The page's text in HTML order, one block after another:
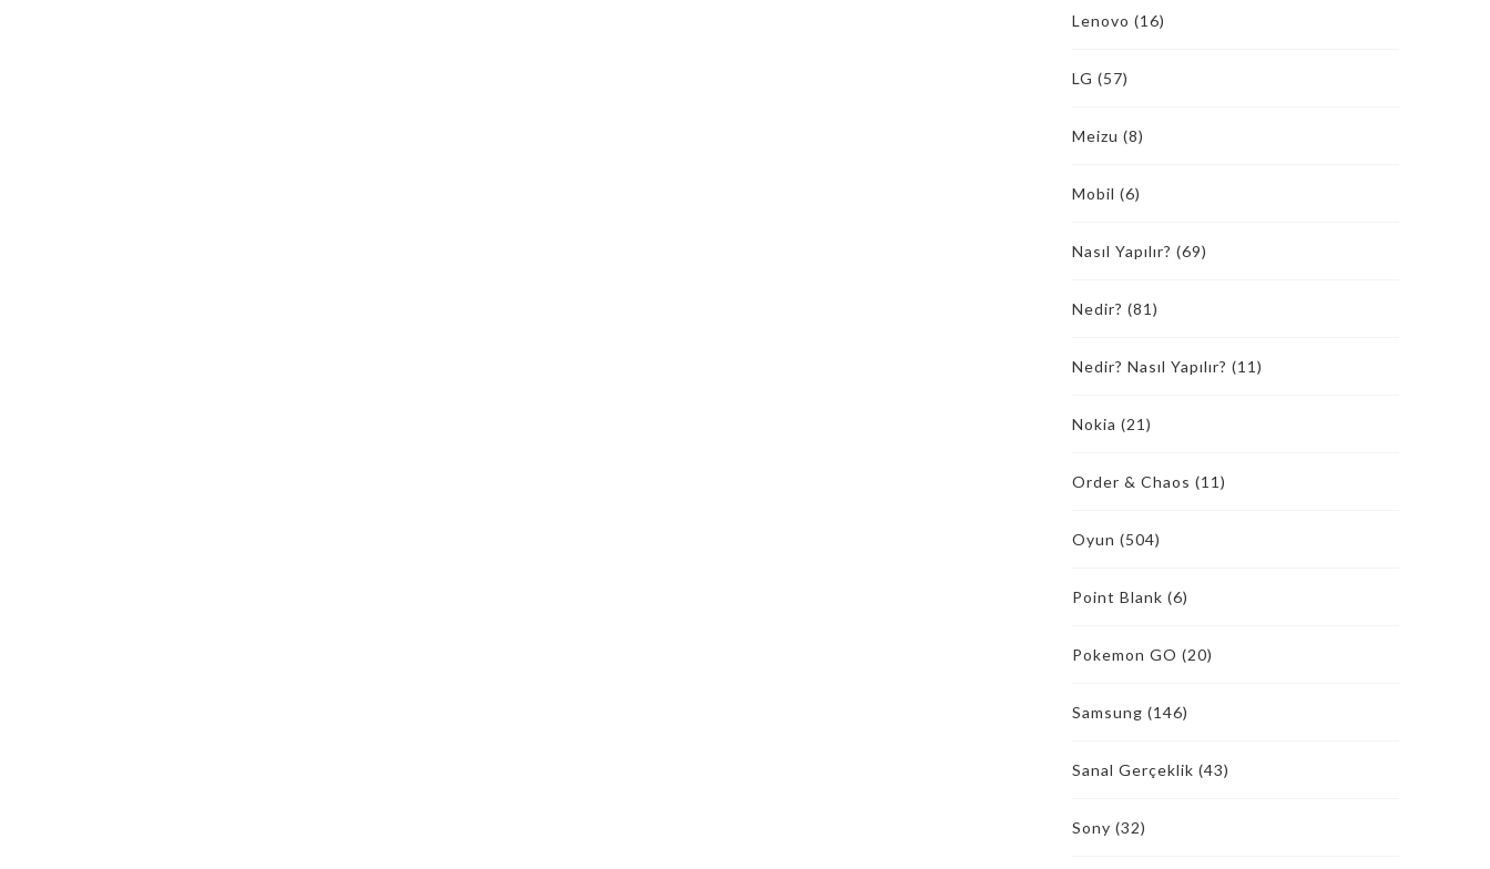
Lenovo (16)
LG (57)
Meizu (8)
Mobil (6)
Nasıl Yapılır? (69)
Nedir? (81)
Nedir? Nasıl Yapılır? (11)
Nokia (21)
Order & Chaos (11)
Oyun (504)
Point Blank (6)
Pokemon GO (20)
Samsung (146)
Sanal Gerçeklik (43)
Sony (32)